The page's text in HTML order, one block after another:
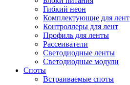
Гибкий неон
Комплектующие для лент
Контроллеры для лент
Профиль для ленты
Рассеиватели
Светодиодные ленты
Светодиодные модули
Споты
Встраиваемые споты